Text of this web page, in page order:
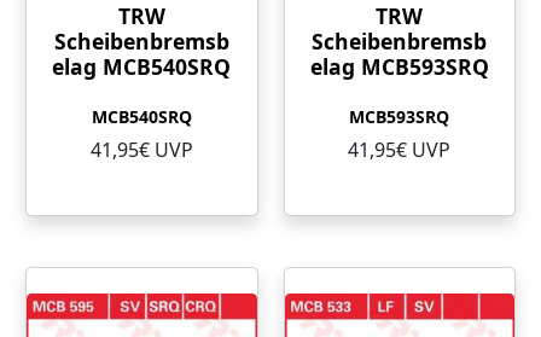
TRW
Scheibenbremsb
elag MCB540SRQ
MCB540SRQ
41,95€ UVP
TRW
Scheibenbremsb
elag MCB593SRQ
MCB593SRQ
41,95€ UVP